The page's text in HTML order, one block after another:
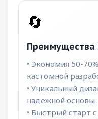
🔄
Преимущества
• Экономия 50-
кастомной
• Уникальный
надежной основы
• Быстрый старт